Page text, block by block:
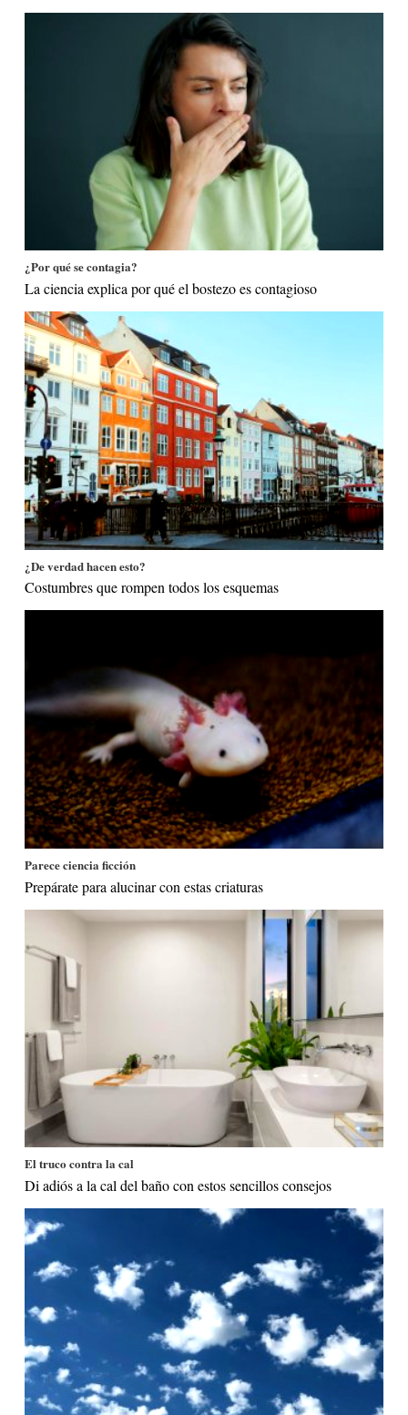
¿Por qué se contagia?
La ciencia explica por qué el bostezo es contagioso
¿De verdad hacen esto?
Costumbres que rompen todos los esquemas
Parece ciencia ficción
Prepárate para alucinar con estas criaturas
El truco contra la cal
Di adiós a la cal del baño con estos sencillos consejos